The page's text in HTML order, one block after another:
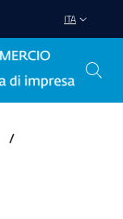
ITA
/